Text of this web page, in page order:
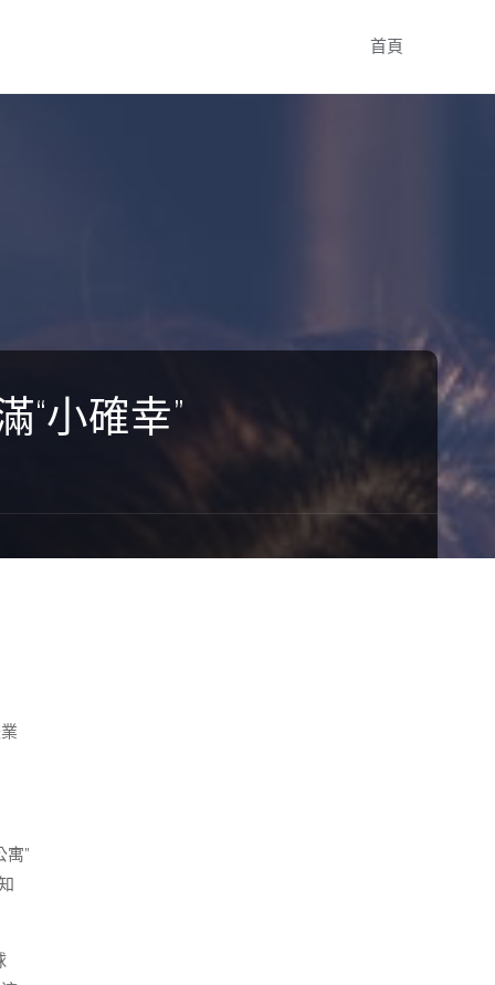
首頁
“小確幸”
寓”